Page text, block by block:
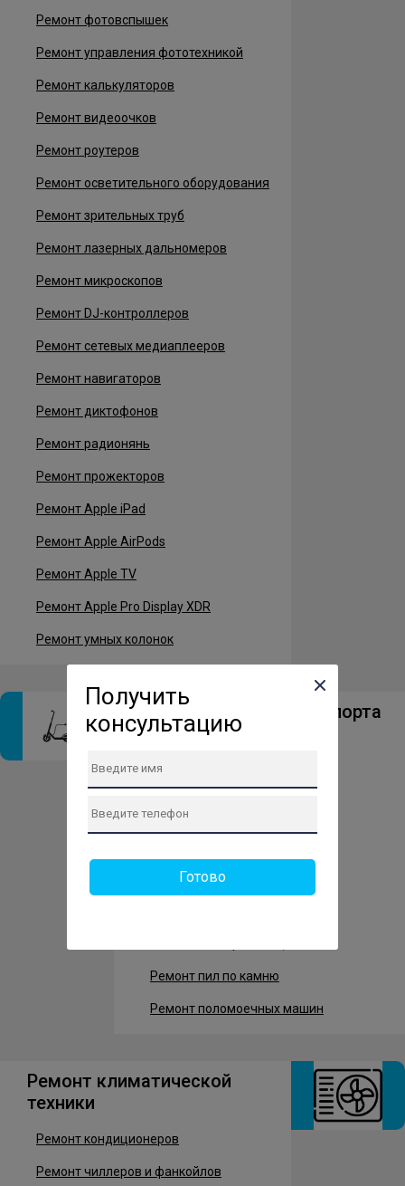
Ремонт фотовспышек
Ремонт управления фототехникой
Ремонт калькуляторов
Ремонт видеоочков
Ремонт роутеров
Ремонт осветительного оборудования
Ремонт зрительных труб
Ремонт лазерных дальномеров
Ремонт микроскопов
Ремонт DJ-контроллеров
Ремонт сетевых медиаплееров
Ремонт навигаторов
Ремонт диктофонов
Ремонт радионянь
Ремонт прожекторов
Ремонт Apple iPad
Ремонт Apple AirPods
Ремонт Apple TV
Ремонт Apple Pro Display XDR
Ремонт умных колонок
Ремонт электротранспорта
Ремонт моноколес
Ремонт электроскутеров
Ремонт пил по камню
Ремонт поломоечных машин
Ремонт климатической
техники
Ремонт кондиционеров
Ремонт чиллеров и фанкойлов
Получить
консультацию
Готово